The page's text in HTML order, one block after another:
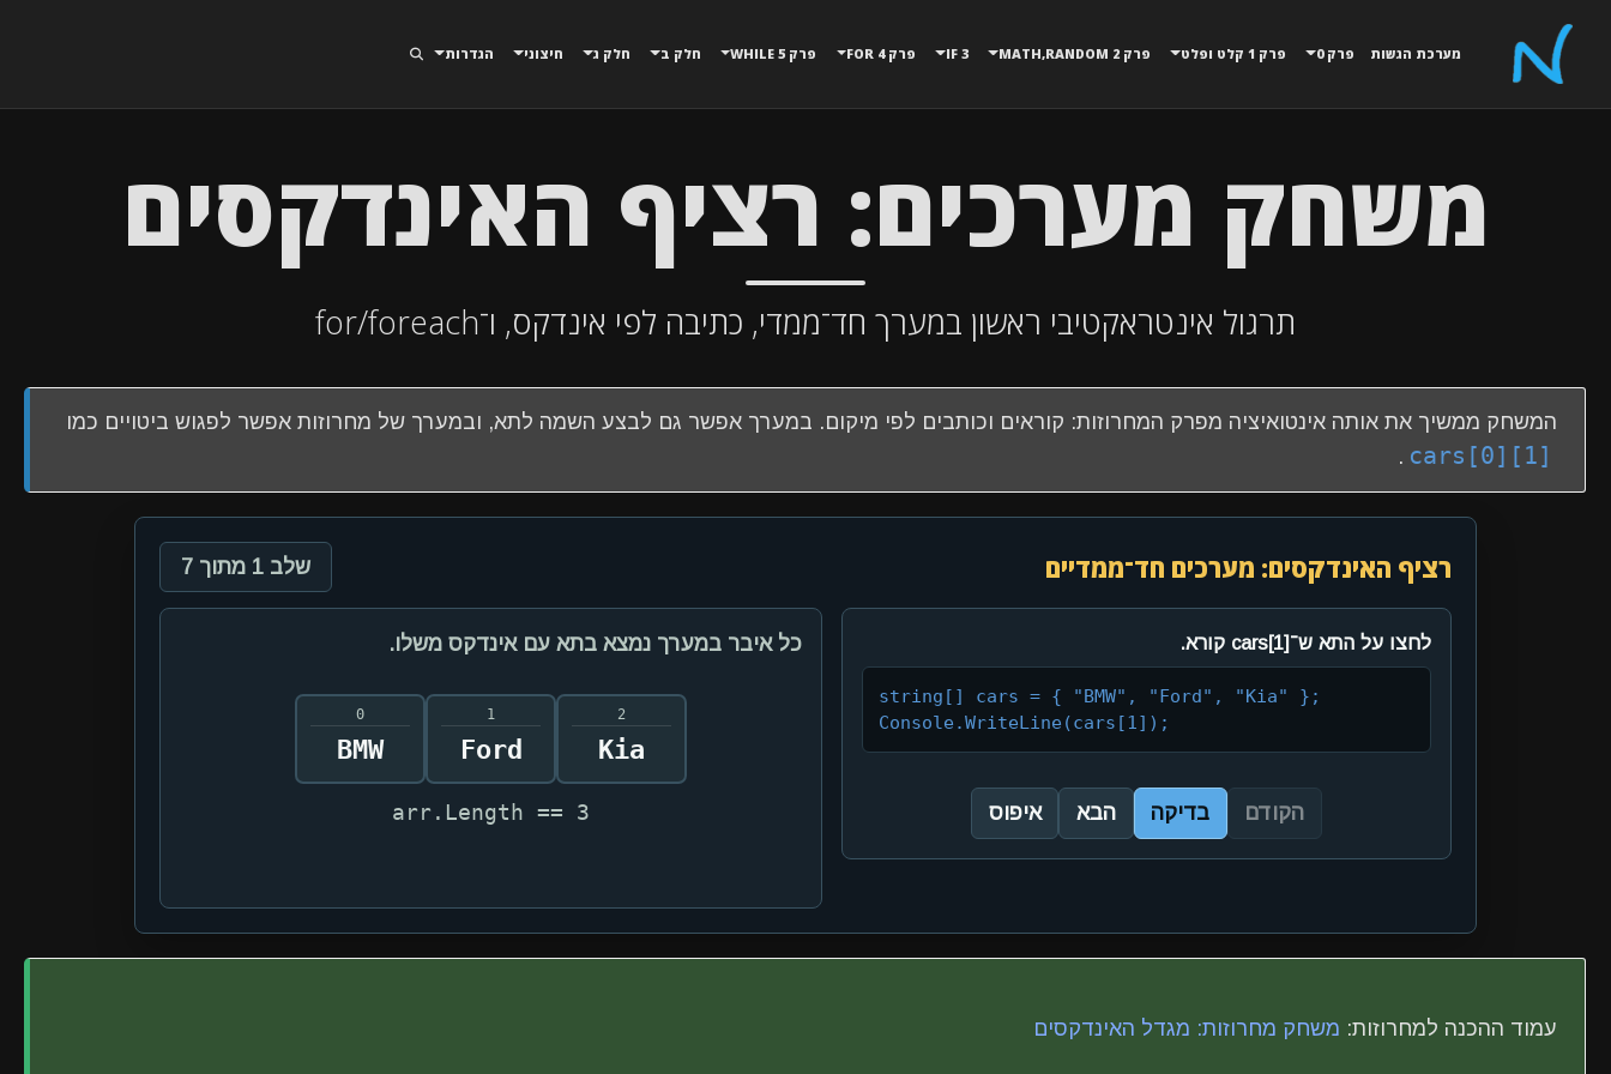
מערכת הגשות פרק 0 פרק 1 קלט ופלט פרק 2 MATH,RANDOM 3 IF פרק 4 FOR פרק 5 WHILE חלק ב חלק ג חיצוני הגדרות
משחק מערכים: רציף האינדקסים
תרגול אינטראקטיבי ראשון במערך חד־ממדי, כתיבה לפי אינדקס, ו־for/foreach
המשחק ממשיך את אותה אינטואיציה מפרק המחרוזות: קוראים וכותבים לפי מיקום. במערך אפשר גם לבצע השמה לתא, ובמערך של מחרוזות אפשר לפגוש ביטויים כמו
cars[0][1]
.
רציף האינדקסים: מערכים חד־ממדיים שלב 1 מתוך 7
כל איבר במערך נמצא בתא עם אינדקס משלו.
0
BMW
1
Ford
2
Kia
arr.Length == 3
לחצו על התא ש־cars[1] קורא.
string[] cars = { "BMW", "Ford", "Kia" };
Console.WriteLine(cars[1]);
הקודם בדיקה הבא איפוס
עמוד ההכנה למחרוזות: משחק מחרוזות: מגדל האינדקסים